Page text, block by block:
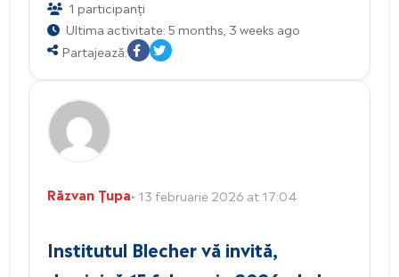
1 participanți
Ultima activitate: 5 months, 3 weeks ago
Partajează:
Răzvan Țupa• 13 februarie 2026 at 17:04
Institutul Blecher vă invită,